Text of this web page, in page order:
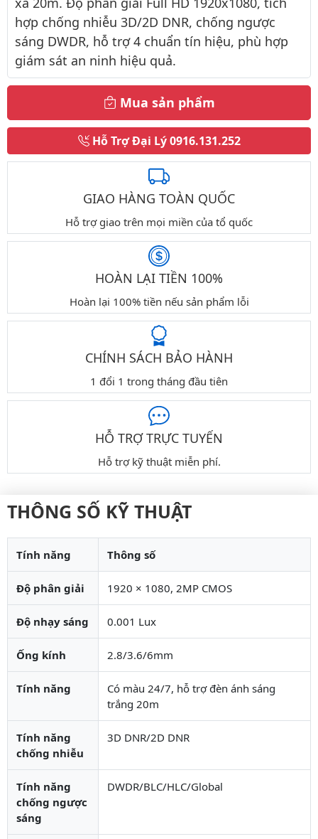
hợp chống nhiễu 3D/2D DNR, chống ngược
sáng DWDR, hỗ trợ 4 chuẩn tín hiệu, phù hợp
giám sát an ninh hiệu quả.
Mua sản phẩm
Hỗ Trợ Đại Lý0916.131.252
GIAO HÀNG TOÀN QUỐC
Hỗ trợ giao trên mọi miền của tổ quốc
HOÀN LẠI TIỀN 100%
Hoàn lại 100% tiền nếu sản phẩm lỗi
CHÍNH SÁCH BẢO HÀNH
1 đổi 1 trong tháng đầu tiên
HỖ TRỢ TRỰC TUYẾN
Hỗ trợ kỹ thuật miễn phí.
THÔNG SỐ KỸ THUẬT
Tính năng Thông số
Độ phân giải 1920 × 1080, 2MP CMOS
Độ nhạy sáng 0.001 Lux
Ống kính 2.8/3.6/6mm
Tính năng
Có màu 24/7, hỗ trợ đèn ánh sáng
trắng 20m
Tính năng
chống nhiễu
3D DNR/2D DNR
Tính năng
chống ngược
sáng
DWDR/BLC/HLC/Global